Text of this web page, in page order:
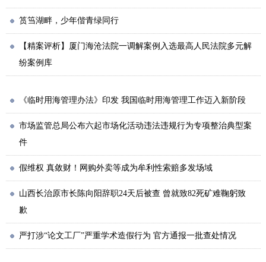
筼筜湖畔，少年偕青绿同行
【精案评析】厦门海沧法院一调解案例入选最高人民法院多元解
纷案例库
《临时用海管理办法》印发 我国临时用海管理工作迈入新阶段
市场监管总局公布六起市场化活动违法违规行为专项整治典型案
件
假维权 真敛财！网购外卖等成为牟利性索赔多发场域
山西长治原市长陈向阳辞职24天后被查 曾就致82死矿难鞠躬致
歉
严打涉“论文工厂”严重学术造假行为 官方通报一批查处情况